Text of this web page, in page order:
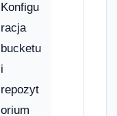
Konfigu
racja
bucketu
i
repozyt
orium